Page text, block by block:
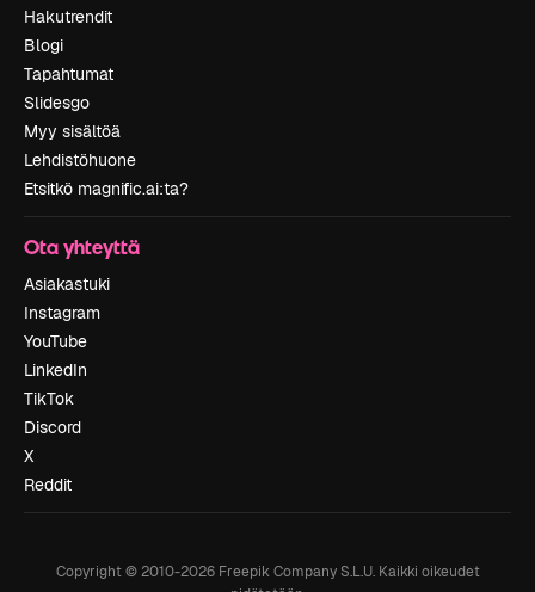
Hakutrendit
Blogi
Tapahtumat
Slidesgo
Myy sisältöä
Lehdistöhuone
Etsitkö magnific.ai:ta?
Ota yhteyttä
Asiakastuki
Instagram
YouTube
LinkedIn
TikTok
Discord
X
Reddit
Copyright © 2010-2026Freepik Company S.L.U. Kaikki oikeudet